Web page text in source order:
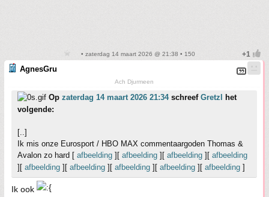
• zaterdag 14 maart 2026 @ 21:38 • 150
AgnesGru
Ach Djurmeen
Op zaterdag 14 maart 2026 21:34schreef Gretzl
het
volgende:
[..]
Ik mis onze Eurosport / HBO MAX commentaargoden Thomas &
Avalon zo hard [ afbeelding ][ afbeelding ][ afbeelding ][ afbeelding
][ afbeelding ][ afbeelding ][ afbeelding ][ afbeelding ][ afbeelding ]
Ik ook